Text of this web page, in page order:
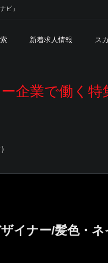
ビ」
新着求人情報 ス
企業で働く特
イナー/髪色・